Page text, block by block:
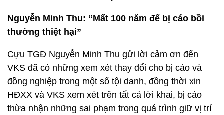
Nguyễn Minh Thu: “Mất 100 năm để bị cáo bồi
thường thiệt hại”
Cựu TGĐ Nguyễn Minh Thu gửi lời cảm ơn đến
VKS đã có những xem xét thay đổi cho bị cáo và
đồng nghiệp trong một số tội danh, đồng thời xin
HĐXX và VKS xem xét trên tất cả lời khai, bị cáo
thừa nhận những sai phạm trong quá trình giữ vị trí